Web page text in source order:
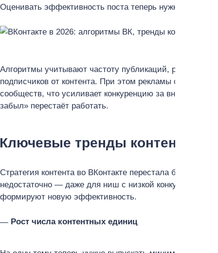
Оценивать эффективность поста теперь нужно не в
Алгоритмы учитывают частоту публикаций, реакцию
подписчиков от контента. При этом рекламы стало
сообществ, что усиливает конкуренцию за внимание. В
забыл» перестаёт работать.
Ключевые тренды контента в
Стратегия контента во ВКонтакте перестала быть
недостаточно — даже для ниш с низкой конкуренцией.
формируют новую эффективность.
Рост числа контентных единиц